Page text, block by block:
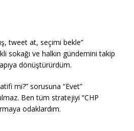
tweet at, seçimi bekle”
sokağı ve halkın gündemini takip
dönüştürürdüm.
mi?” sorusuna “Evet”
Ben tüm stratejiyi “CHP
odaklardım.